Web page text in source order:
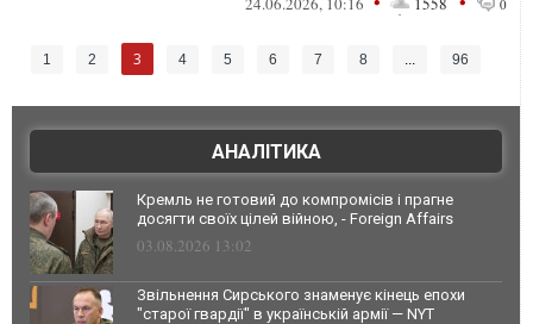
0
1 2 3 4 5 6 7 8 ... 96
АНАЛІТИКА
Кремль не готовий до компромісів і прагне
досягти своїх цілей війною, - Foreign Affairs
03.08.2026 13:02
Звільнення Сирського знаменує кінець епохи
"старої гвардії" в українській армії — NYT